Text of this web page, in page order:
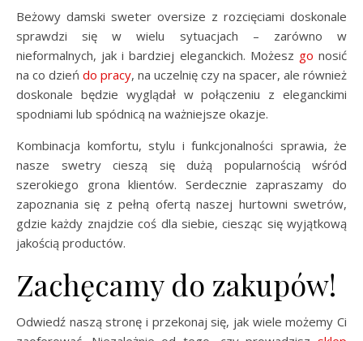
Beżowy damski sweter oversize z rozcięciami doskonale
sprawdzi się w wielu sytuacjach – zarówno w
nieformalnych, jak i bardziej eleganckich. Możesz go nosić
na co dzień do pracy, na uczelnię czy na spacer, ale również
doskonale będzie wyglądał w połączeniu z eleganckimi
spodniami lub spódnicą na ważniejsze okazje.
Kombinacja komfortu, stylu i funkcjonalności sprawia, że
nasze swetry cieszą się dużą popularnością wśród
szerokiego grona klientów. Serdecznie zapraszamy do
zapoznania się z pełną ofertą naszej hurtowni swetrów,
gdzie każdy znajdzie coś dla siebie, ciesząc się wyjątkową
jakością productów.
Zachęcamy do zakupów!
Odwiedź naszą stronę i przekonaj się, jak wiele możemy Ci